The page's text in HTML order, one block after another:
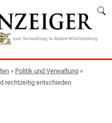
» Politik und Verwaltung »
rechtzeitig entschieden